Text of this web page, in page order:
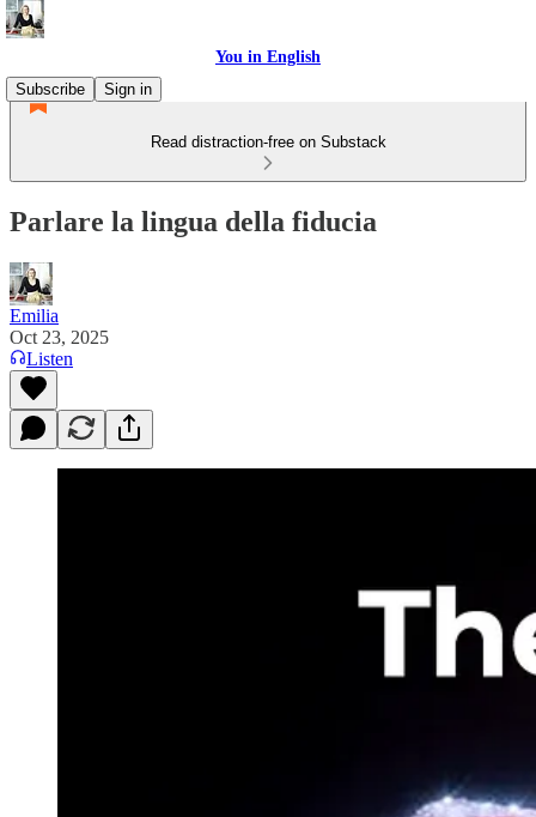
You in English
Subscribe
Sign in
Read distraction-free on Substack
Parlare la lingua della fiducia
Emilia
Oct 23, 2025
Listen